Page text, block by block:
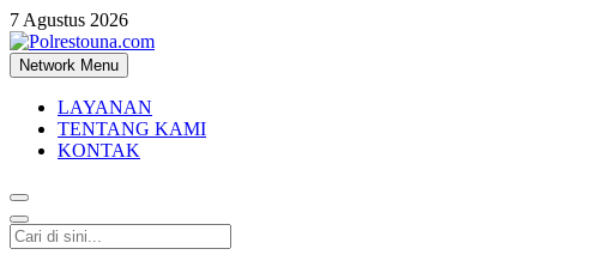
7 Agustus 2026
Polrestouna.com
Informasi Layanan Publik
Network Menu
LAYANAN
TENTANG KAMI
KONTAK